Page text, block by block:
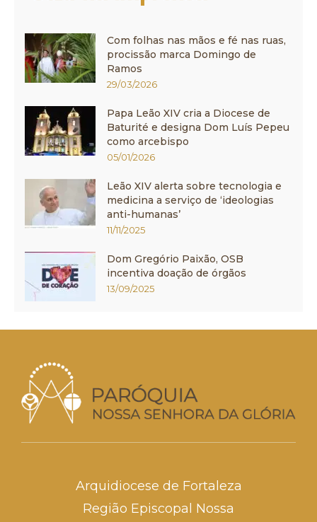
Com folhas nas mãos e fé nas ruas,
procissão marca Domingo de
Ramos
29/03/2026
Papa Leão XIV cria a Diocese de
Baturité e designa Dom Luís Pepeu
como arcebispo
05/01/2026
Leão XIV alerta sobre tecnologia e
medicina a serviço de ‘ideologias
anti-humanas’
11/11/2025
Dom Gregório Paixão, OSB
incentiva doação de órgãos
13/09/2025
Arquidiocese de Fortaleza
Região Episcopal Nossa